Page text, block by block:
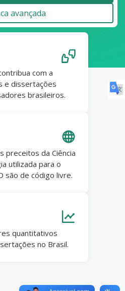
avançada
com a
e dissertações
brasileiros.
preceitos da Ciência
utilizada para o
são de código livre.
quantitativos
no Brasil.